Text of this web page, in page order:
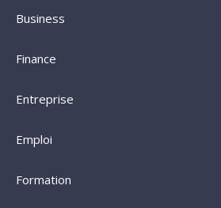
Business
Finance
Entreprise
Emploi
Formation